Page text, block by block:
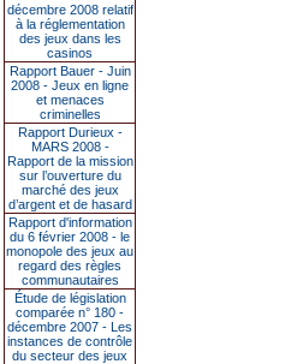
décembre 2008 relatif
à la réglementation
des jeux dans les
casinos
Rapport Bauer - Juin
2008 - Jeux en ligne
et menaces
criminelles
Rapport Durieux -
MARS 2008 -
Rapport de la mission
sur l’ouverture du
marché des jeux
d’argent et de hasard
Rapport d'information
du 6 février 2008 - le
monopole des jeux au
regard des règles
communautaires
Étude de législation
comparée n° 180 -
décembre 2007 - Les
instances de contrôle
du secteur des jeux